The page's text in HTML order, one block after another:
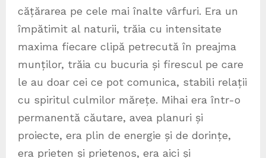
cățărarea pe cele mai înalte vârfuri. Era un
împătimit al naturii, trăia cu intensitate
maxima fiecare clipă petrecută în preajma
munților, trăia cu bucuria și firescul pe care
le au doar cei ce pot comunica, stabili relații
cu spiritul culmilor mărețe. Mihai era într-o
permanentă căutare, avea planuri și
proiecte, era plin de energie și de dorințe,
era prieten și prietenos, era aici și